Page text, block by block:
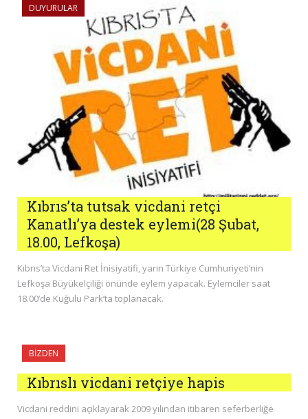
DUYURULAR
Kıbrıs’ta tutsak vicdani retçi
Kanatlı’ya destek eylemi(28 Şubat,
18.00, Lefkoşa)
Kıbrıs’ta Vicdani Ret İnisiyatifi, yarın Türkiye Cumhuriyeti’nin
Lefkoşa Büyükelçiliği önünde eylem yapacak. Eylemciler saat
18.00’de Kuğulu Park’ta toplanacak.
BIZDEN
Kıbrıslı vicdani retçiye hapis
Vicdani reddini açıklayarak 2009 yılından itibaren seferberliğe